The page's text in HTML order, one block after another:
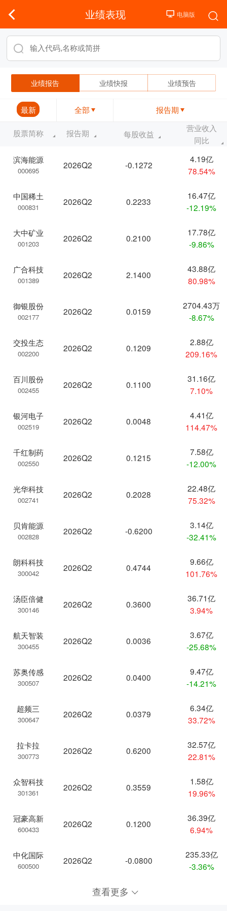
业绩表现
业绩报告 业绩快报 业绩预告
最新 全部 报告期
股票简称 报告期
滨海能源
000695
2026Q2
中国稀土
000831
2026Q2
大中矿业
001203
2026Q2
广合科技
001389
2026Q2
御银股份
002177
2026Q2
交投生态
002200
2026Q2
百川股份
002455
2026Q2
银河电子
002519
2026Q2
千红制药
002550
2026Q2
光华科技
002741
2026Q2
贝肯能源
002828
2026Q2
朗科科技
300042
2026Q2
汤臣倍健
300146
2026Q2
航天智装
300455
2026Q2
苏奥传感
300507
2026Q2
超频三
300647
2026Q2
拉卡拉
300773
2026Q2
众智科技
301361
2026Q2
冠豪高新
600433
2026Q2
中化国际
600500
2026Q2
每股收益
营业收入
同比
-0.1272
4.19亿
78.54%
0.2233
16.47亿
-12.19%
0.2100
17.78亿
-9.86%
2.1400
43.88亿
80.98%
0.0159
2704.43万
-8.67%
0.1209
2.88亿
209.16%
0.1100
31.16亿
7.10%
0.0048
4.41亿
114.47%
0.1215
7.58亿
-12.00%
0.2028
22.48亿
75.32%
-0.6200
3.14亿
-32.41%
0.4744
9.66亿
101.76%
0.3600
36.71亿
3.94%
0.0036
3.67亿
-25.68%
0.0400
9.47亿
-14.21%
0.0379
6.34亿
33.72%
0.6200
32.57亿
22.81%
0.3559
1.58亿
19.96%
0.1200
36.39亿
6.94%
-0.0800
235.33亿
-3.36%
查看更多